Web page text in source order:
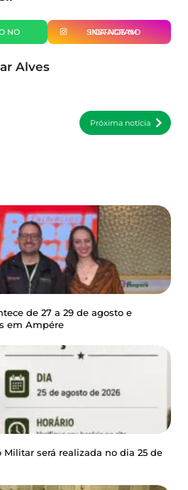
SIGA-NOS NO INSTAGRAM
Alves
Próxima notícia
de 27 a 29 de agosto e
em Ampére
Militar será realizada no dia 25 de